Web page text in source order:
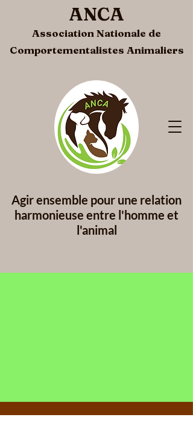
Agir ensemble pour une relation
harmonieuse entre l'homme et
l'animal
ANCA
Association Nationale de
Comportementalistes Animaliers